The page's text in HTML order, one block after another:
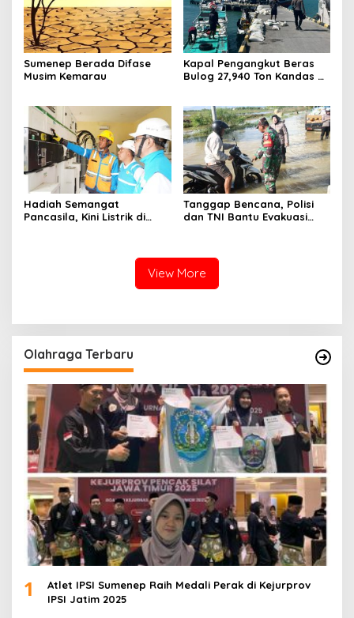
Sumenep Berada Difase
Musim Kemarau
Kapal Pengangkut Beras
Bulog 27,940 Ton Kandas di
Hadiah Semangat
Pancasila, Kini Listrik di
Tanggap Bencana, Polisi
dan TNI Bantu Evakuasi
View More
Olahraga Terbaru
1
Atlet IPSI Sumenep Raih Medali Perak di Kejurprov
IPSI Jatim 2025